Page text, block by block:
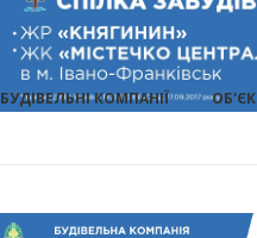
БУДІВЕЛЬНІ КОМПАНІЇ